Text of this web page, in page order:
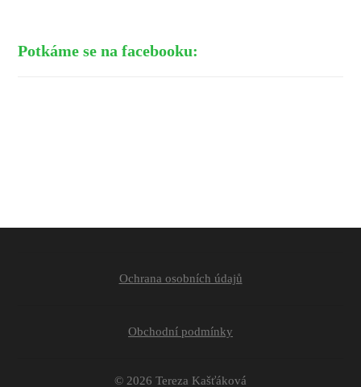
Potkáme se na facebooku:
Ochrana osobních údajů
Obchodní podmínky
© 2026 Tereza Kašťáková